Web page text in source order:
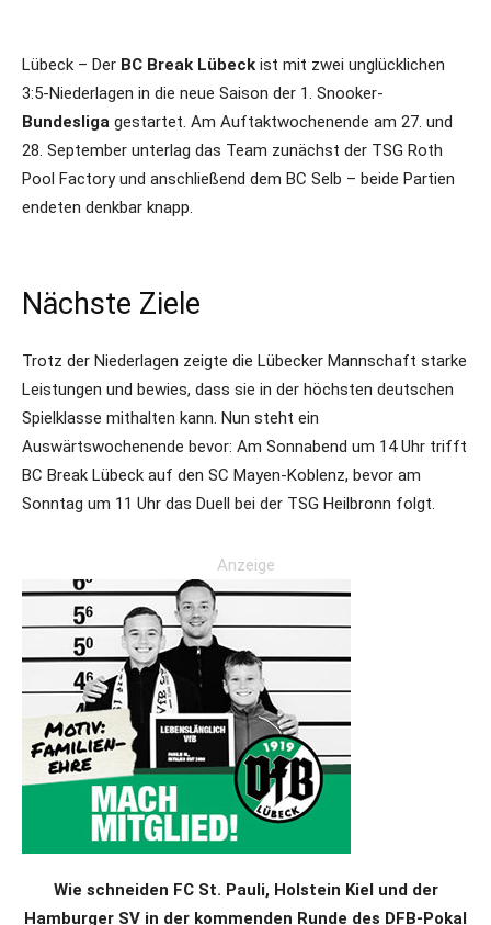
Lübeck – Der BC Break Lübeck ist mit zwei unglücklichen
3:5-Niederlagen in die neue Saison der 1. Snooker-
Bundesliga gestartet. Am Auftaktwochenende am 27. und
28. September unterlag das Team zunächst der TSG Roth
Pool Factory und anschließend dem BC Selb – beide Partien
endeten denkbar knapp.
Nächste Ziele
Trotz der Niederlagen zeigte die Lübecker Mannschaft starke
Leistungen und bewies, dass sie in der höchsten deutschen
Spielklasse mithalten kann. Nun steht ein
Auswärtswochenende bevor: Am Sonnabend um 14 Uhr trifft
BC Break Lübeck auf den SC Mayen-Koblenz, bevor am
Sonntag um 11 Uhr das Duell bei der TSG Heilbronn folgt.
Anzeige
Wie schneiden FC St. Pauli, Holstein Kiel und der
Hamburger SV in der kommenden Runde des DFB-Pokal